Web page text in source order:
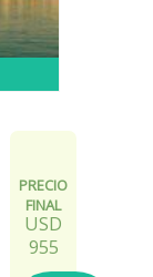
PRECIO
FINAL
USD
955